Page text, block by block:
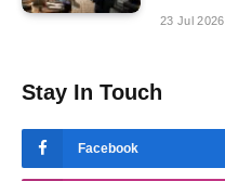
23 Jul 2026
Stay In Touch
Facebook